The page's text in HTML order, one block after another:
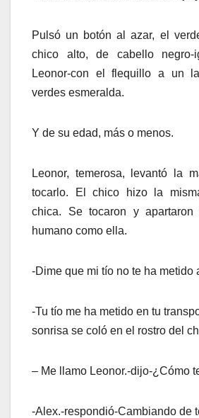
Pulsó un botón al azar, el
chico alto, de cabello
Leonor-con el flequillo a un
verdes esmeralda.
Y de su edad, más o menos.
Leonor, temerosa, levantó la
tocarlo. El chico hizo la
chica. Se tocaron y apartaron
humano como ella.
-Dime que mi tío no te ha metido
-Tu tío me ha metido en tu
sonrisa se coló en el rostro del
– Me llamo Leonor.-dijo-¿Cómo
-Alex.-respondió-Cambiando de